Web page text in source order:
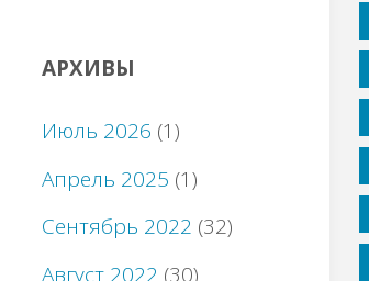
АРХИВЫ
Июль 2026 (1)
Апрель 2025 (1)
Сентябрь 2022 (32)
Август 2022 (30)